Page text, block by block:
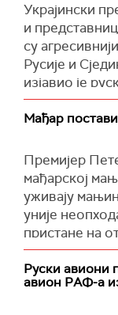
Украјински
и
су
Русије и
изјавио је
Сергеј
медијску
Аљасци. Није
понашању
помака.
и дрскији. И,
обзир",
Лавров је
процес
Мађар
Премијер
мађарској
уживају
уније
пристане на
Мађар је то
заједничкој
Руски авиони
авион РАФ-а